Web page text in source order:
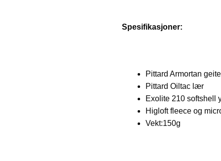
Spesifikasjoner:
Pittard Armortan
Pittard Oiltac lær
Exolite 210 softshell
Higloft fleece og
Vekt:150g